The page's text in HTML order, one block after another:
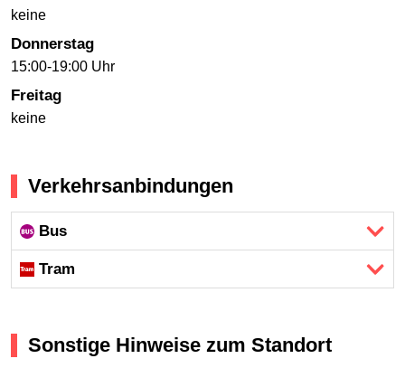
keine
Donnerstag
15:00-19:00 Uhr
Freitag
keine
Verkehrsanbindungen
Bus
Tram
Sonstige Hinweise zum Standort